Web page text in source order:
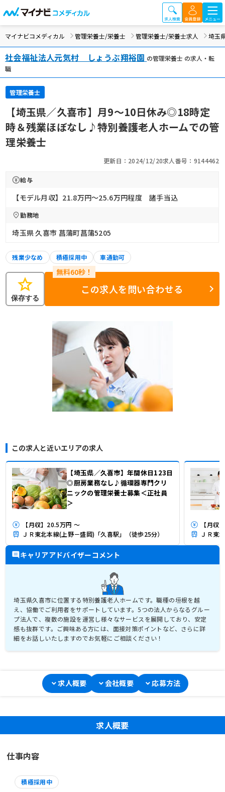
マイナビコメディカル 管理栄養士/栄養士 管理栄養士/栄養士求人 埼玉
社会福祉法人元気村 しょうぶ翔裕園 の管理栄養士 の求人・転
職
管理栄養士
【埼玉県／久喜市】月9～10日休み◎18時定
時＆残業ほぼなし♪特別養護老人ホームでの管
理栄養士
更新日：2024/12/20求人番号：9144462
給与
【モデル月収】21.8万円〜25.6万円程度 諸手当込
勤務地
埼玉県 久喜市 菖蒲町菖蒲5205
残業少なめ 積極採用中 車通勤可
star
保存する
この求人を問い合わせる
この求人と近いエリアの求人
【埼玉県／久喜市】年間休日123日
◎厨房業務なし♪循環器専門クリ
ニックの管理栄養士募集＜正社員
＞
【月収】20.5万円 ～
ＪＲ東北本線(上野－盛岡)「久喜駅」（徒歩25分）
【月収
ＪＲ東
キャリアアドバイザーコメント
埼玉県久喜市に位置する特別養護老人ホームです。職種の垣根を越
え、協働でご利用者をサポートしています。5つの法人からなるグルー
プ法人で、複数の施設を運営し様々なサービスを展開しており、安定
感も抜群です。ご興味ある方には、面接対策ポイントなど、さらに詳
細をお話しいたしますのでお気軽にご相談ください！
求人概要 会社概要 応募方法
求人概要
仕事内容
積極採用中